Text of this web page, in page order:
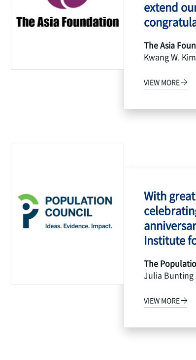
extend
The Asia
Kwang W. Kim
VIEW MORE
With
Institute
The
Julia Bunting
VIEW MORE